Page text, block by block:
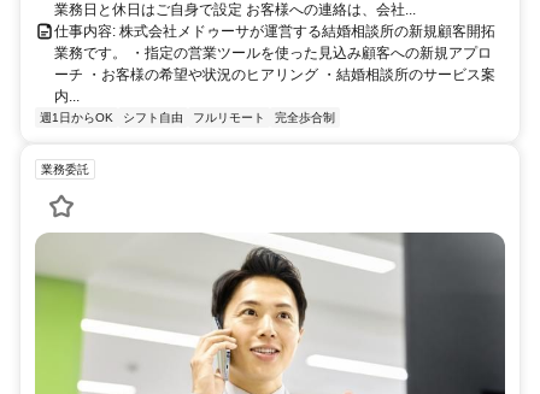
業務日と休日はご自身で設定 お客様への連絡は、会社...
仕事内容: 株式会社メドゥーサが運営する結婚相談所の新規顧客開拓
業務です。 ・指定の営業ツールを使った見込み顧客への新規アプロ
ーチ ・お客様の希望や状況のヒアリング ・結婚相談所のサービス案
内...
週1日からOK シフト自由 フルリモート 完全歩合制
業務委託